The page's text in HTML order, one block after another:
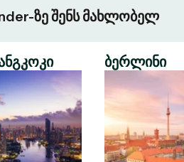
ზე შენს მახლობელ
ბერლინი